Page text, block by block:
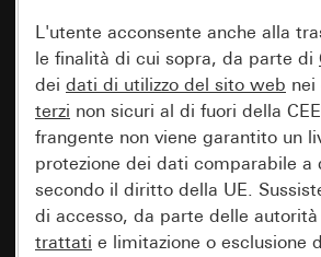
L'utente acconsente anche alla
le finalità di cui sopra, da parte di
dei dati di utilizzo del sito web
terzi non sicuri al di fuori della
frangente non viene garantito un
protezione dei dati comparabile a
secondo il diritto della UE.
di accesso, da parte delle
trattati e limitazione o esclusione